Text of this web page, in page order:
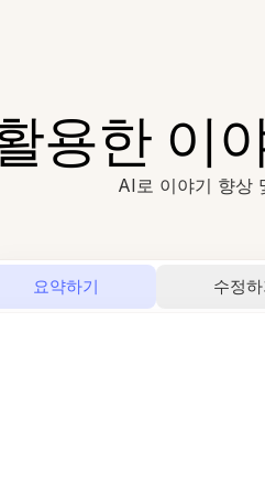
용한 이
AI로 이야기 향상
요약하기 수정하